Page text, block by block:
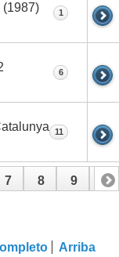
(1987) 1
6
11
7 8 9 10
Arriba